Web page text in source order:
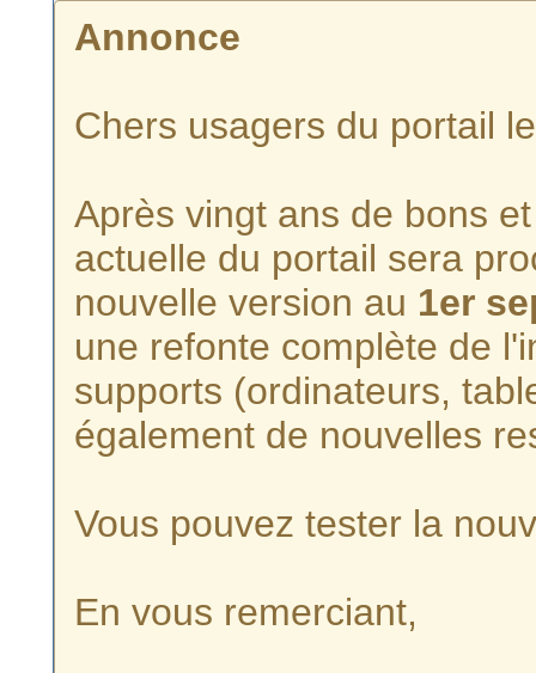
Annonce
Chers usagers du portail
Après vingt ans de bons
actuelle du portail sera
nouvelle version au 1er
une refonte complète de
supports (ordinateurs,
également de nouvelles
Vous pouvez tester la
En vous remerciant,